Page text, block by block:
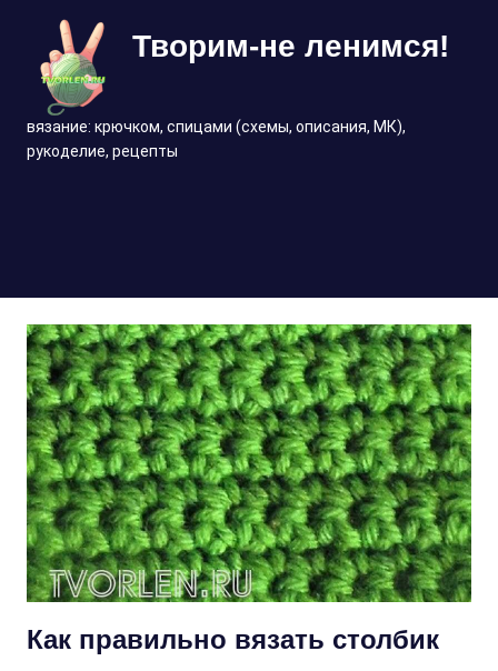
содержимому
Творим-не ленимся!
вязание: крючком, спицами (схемы, описания, МК),
рукоделие, рецепты
Как правильно вязать столбик